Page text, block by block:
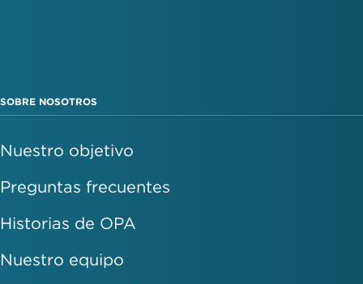
SOBRE NOSOTROS
Nuestro objetivo
Preguntas frecuentes
Historias de OPA
Nuestro equipo